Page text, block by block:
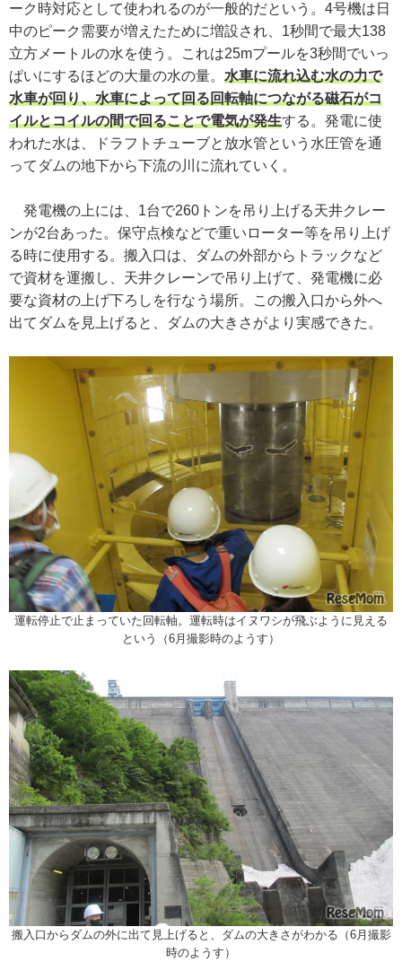
ーク時対応として使われるのが一般的だという。4号機は日
中のピーク需要が増えたために増設され、1秒間で最大138
立方メートルの水を使う。これは25mプールを3秒間でいっ
ぱいにするほどの大量の水の量。 水車に流れ込む水の力で
水車が回り、水車によって回る回転軸につながる磁石がコ
イルとコイルの間で回ることで電気が発生する。発電に使
われた水は、ドラフトチューブと放水管という水圧管を通
ってダムの地下から下流の川に流れていく。
発電機の上には、1台で260トンを吊り上げる天井クレー
ンが2台あった。保守点検などで重いローター等を吊り上げ
る時に使用する。搬入口は、ダムの外部からトラックなど
で資材を運搬し、天井クレーンで吊り上げて、発電機に必
要な資材の上げ下ろしを行なう場所。この搬入口から外へ
出てダムを見上げると、ダムの大きさがより実感できた。
運転停止で止まっていた回転軸。運転時はイヌワシが飛ぶように見える
という（6月撮影時のようす）
搬入口からダムの外に出て見上げると、ダムの大きさがわかる（6月撮影
時のようす）